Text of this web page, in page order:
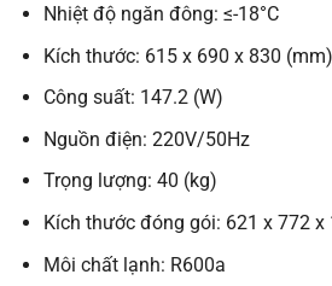
Nhiệt độ ngăn đông: ≤-18°C
Kích thước: 615 x 690 x 830 (mm)
Công suất: 147.2 (W)
Nguồn điện: 220V/50Hz
Trọng lượng: 40 (kg)
Kích thước đóng gói: 621 x 772 x
Môi chất lạnh: R600a